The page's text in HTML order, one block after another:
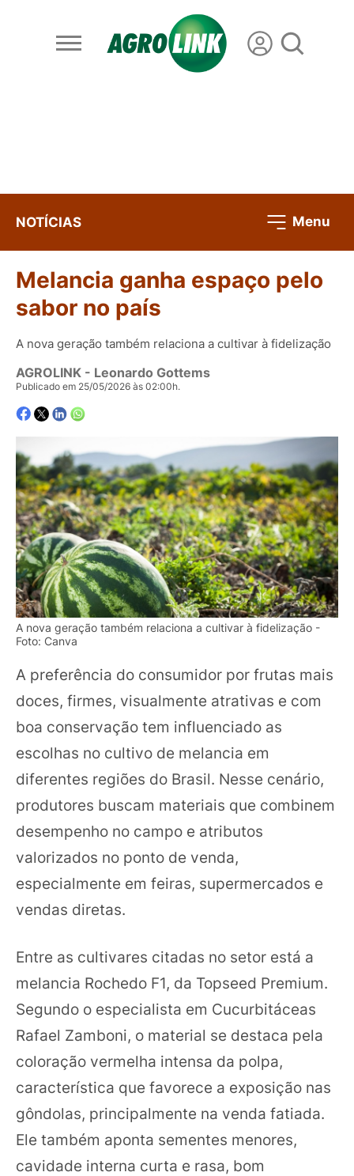
NOTÍCIAS Menu
Melancia ganha espaço pelo
sabor no país
A nova geração também relaciona a cultivar à fidelização
AGROLINK - Leonardo Gottems
Publicado em 25/05/2026 às 02:00h.
A nova geração também relaciona a cultivar à fidelização -
Foto: Canva
A preferência do consumidor por frutas mais
doces, firmes, visualmente atrativas e com
boa conservação tem influenciado as
escolhas no cultivo de melancia em
diferentes regiões do Brasil. Nesse cenário,
produtores buscam materiais que combinem
desempenho no campo e atributos
valorizados no ponto de venda,
especialmente em feiras, supermercados e
vendas diretas.
Entre as cultivares citadas no setor está a
melancia Rochedo F1, da Topseed Premium.
Segundo o especialista em Cucurbitáceas
Rafael Zamboni, o material se destaca pela
coloração vermelha intensa da polpa,
característica que favorece a exposição nas
gôndolas, principalmente na venda fatiada.
Ele também aponta sementes menores,
cavidade interna curta e rasa, bom